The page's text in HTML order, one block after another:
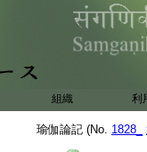
組織 利
瑜伽論記 (No. 1828_
身等由貪嗔等大小
行蘊中大小煩惱縁
生縛。後以法念住
心故名爲縛。非
9
拘於心。＊則由如
惱心故名爲縛。觀
住。所依内身縛能